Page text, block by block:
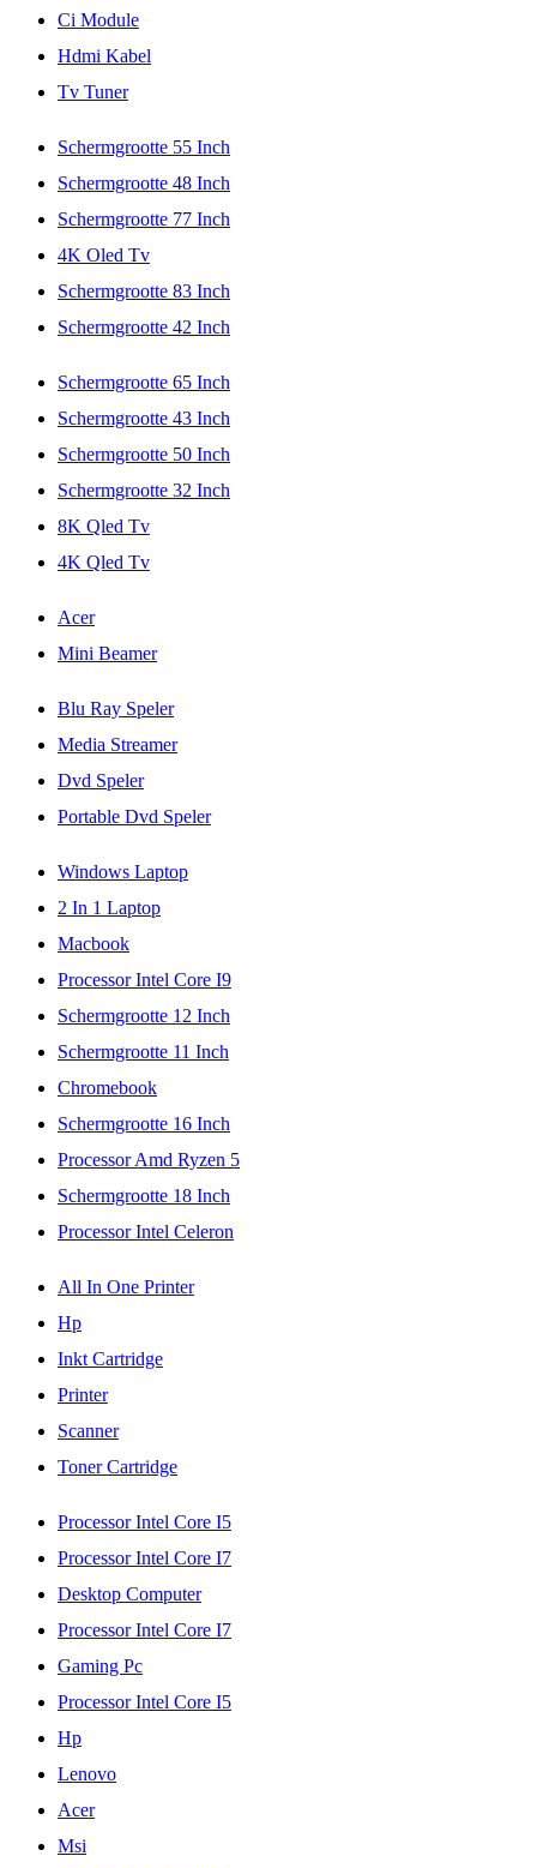
Ci Module
Hdmi Kabel
Tv Tuner
Schermgrootte 55 Inch
Schermgrootte 48 Inch
Schermgrootte 77 Inch
4K Oled Tv
Schermgrootte 83 Inch
Schermgrootte 42 Inch
Schermgrootte 65 Inch
Schermgrootte 43 Inch
Schermgrootte 50 Inch
Schermgrootte 32 Inch
8K Qled Tv
4K Qled Tv
Acer
Mini Beamer
Blu Ray Speler
Media Streamer
Dvd Speler
Portable Dvd Speler
Windows Laptop
2 In 1 Laptop
Macbook
Processor Intel Core I9
Schermgrootte 12 Inch
Schermgrootte 11 Inch
Chromebook
Schermgrootte 16 Inch
Processor Amd Ryzen 5
Schermgrootte 18 Inch
Processor Intel Celeron
All In One Printer
Hp
Inkt Cartridge
Printer
Scanner
Toner Cartridge
Processor Intel Core I5
Processor Intel Core I7
Desktop Computer
Processor Intel Core I7
Gaming Pc
Processor Intel Core I5
Hp
Lenovo
Acer
Msi